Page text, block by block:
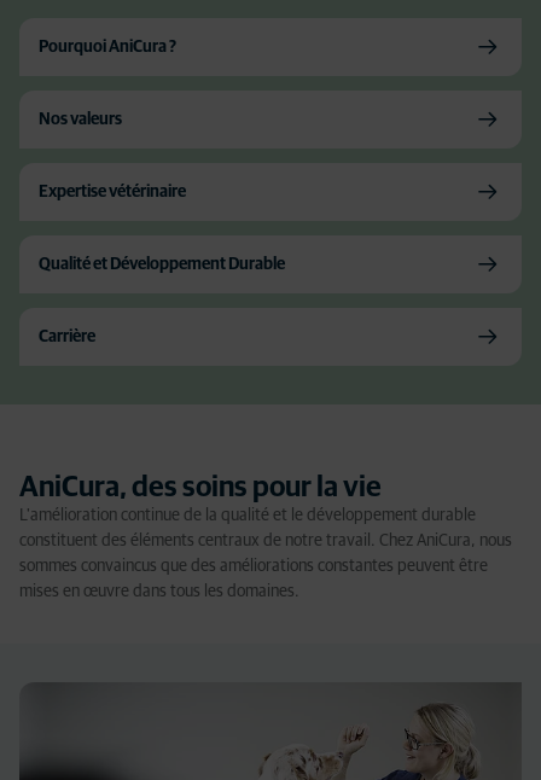
Pourquoi AniCura ?
Nos valeurs
Expertise vétérinaire
Qualité et Développement Durable
Carrière
AniCura, des soins pour la vie
L'amélioration continue de la qualité et le développement durable
constituent des éléments centraux de notre travail. Chez AniCura, nous
sommes convaincus que des améliorations constantes peuvent être
mises en œuvre dans tous les domaines.